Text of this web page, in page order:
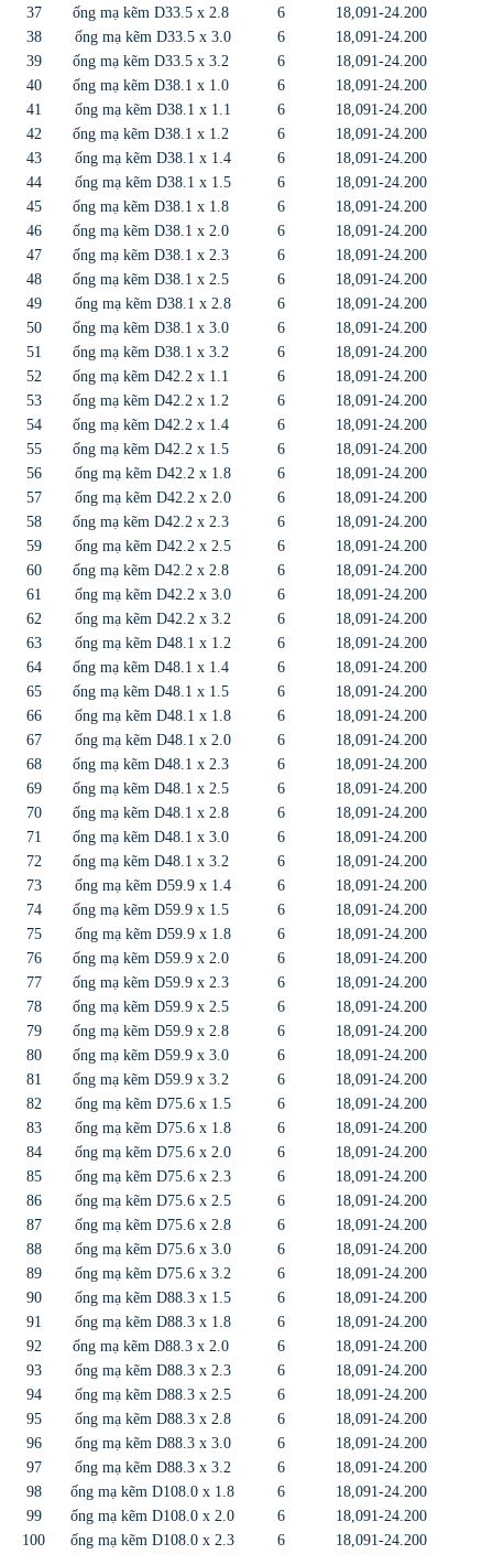
37 ống mạ kẽm D33.5 x 2.8 6
18,091-24.200
38
ống mạ kẽm D33.5 x 3.0 6
18,091-24.200
39
ống mạ kẽm D33.5 x 3.2 6
18,091-24.200
40
ống mạ kẽm D38.1 x 1.0 6
18,091-24.200
41
ống mạ kẽm D38.1 x 1.1 6
18,091-24.200
42
ống mạ kẽm D38.1 x 1.2 6
18,091-24.200
43
ống mạ kẽm D38.1 x 1.4 6
18,091-24.200
44
ống mạ kẽm D38.1 x 1.5 6
18,091-24.200
45
ống mạ kẽm D38.1 x 1.8 6
18,091-24.200
46
ống mạ kẽm D38.1 x 2.0 6
18,091-24.200
47
ống mạ kẽm D38.1 x 2.3 6
18,091-24.200
48
ống mạ kẽm D38.1 x 2.5 6
18,091-24.200
49
ống mạ kẽm D38.1 x 2.8 6
18,091-24.200
50
ống mạ kẽm D38.1 x 3.0 6
18,091-24.200
51
ống mạ kẽm D38.1 x 3.2 6
18,091-24.200
52
ống mạ kẽm D42.2 x 1.1 6
18,091-24.200
53
ống mạ kẽm D42.2 x 1.2 6
18,091-24.200
54
ống mạ kẽm D42.2 x 1.4 6
18,091-24.200
55
ống mạ kẽm D42.2 x 1.5 6
18,091-24.200
56
ống mạ kẽm D42.2 x 1.8 6
18,091-24.200
57
ống mạ kẽm D42.2 x 2.0 6
18,091-24.200
58
ống mạ kẽm D42.2 x 2.3 6
18,091-24.200
59
ống mạ kẽm D42.2 x 2.5 6
18,091-24.200
60
ống mạ kẽm D42.2 x 2.8 6
18,091-24.200
61
ống mạ kẽm D42.2 x 3.0 6
18,091-24.200
62
ống mạ kẽm D42.2 x 3.2 6
18,091-24.200
63
ống mạ kẽm D48.1 x 1.2 6
18,091-24.200
64
ống mạ kẽm D48.1 x 1.4 6
18,091-24.200
65
ống mạ kẽm D48.1 x 1.5 6
18,091-24.200
66
ống mạ kẽm D48.1 x 1.8 6
18,091-24.200
67
ống mạ kẽm D48.1 x 2.0 6
18,091-24.200
68
ống mạ kẽm D48.1 x 2.3 6
18,091-24.200
69
ống mạ kẽm D48.1 x 2.5 6
18,091-24.200
70
ống mạ kẽm D48.1 x 2.8 6
18,091-24.200
71
ống mạ kẽm D48.1 x 3.0 6
18,091-24.200
72
ống mạ kẽm D48.1 x 3.2 6
18,091-24.200
73
ống mạ kẽm D59.9 x 1.4 6
18,091-24.200
74
ống mạ kẽm D59.9 x 1.5 6
18,091-24.200
75
ống mạ kẽm D59.9 x 1.8 6
18,091-24.200
76
ống mạ kẽm D59.9 x 2.0 6
18,091-24.200
77
ống mạ kẽm D59.9 x 2.3 6
18,091-24.200
78
ống mạ kẽm D59.9 x 2.5 6
18,091-24.200
79
ống mạ kẽm D59.9 x 2.8 6
18,091-24.200
80
ống mạ kẽm D59.9 x 3.0 6
18,091-24.200
81
ống mạ kẽm D59.9 x 3.2 6
18,091-24.200
82
ống mạ kẽm D75.6 x 1.5 6
18,091-24.200
83
ống mạ kẽm D75.6 x 1.8 6
18,091-24.200
84
ống mạ kẽm D75.6 x 2.0 6
18,091-24.200
85
ống mạ kẽm D75.6 x 2.3 6
18,091-24.200
86
ống mạ kẽm D75.6 x 2.5 6
18,091-24.200
87
ống mạ kẽm D75.6 x 2.8 6
18,091-24.200
88
ống mạ kẽm D75.6 x 3.0 6
18,091-24.200
89
ống mạ kẽm D75.6 x 3.2 6
18,091-24.200
90
ống mạ kẽm D88.3 x 1.5 6
18,091-24.200
91
ống mạ kẽm D88.3 x 1.8 6
18,091-24.200
92
ống mạ kẽm D88.3 x 2.0 6
18,091-24.200
93
ống mạ kẽm D88.3 x 2.3 6
18,091-24.200
94
ống mạ kẽm D88.3 x 2.5 6
18,091-24.200
95
ống mạ kẽm D88.3 x 2.8 6
18,091-24.200
96
ống mạ kẽm D88.3 x 3.0 6
18,091-24.200
97
ống mạ kẽm D88.3 x 3.2 6
18,091-24.200
98
ống mạ kẽm D108.0 x 1.8 6
18,091-24.200
99
ống mạ kẽm D108.0 x 2.0 6
18,091-24.200
100
ống mạ kẽm D108.0 x 2.3 6
18,091-24.200